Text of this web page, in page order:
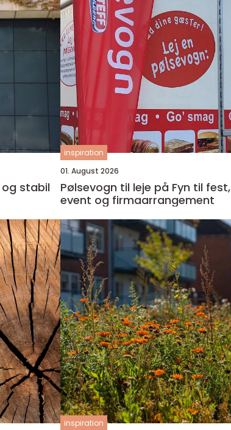
inspiration
01. August 2026
Pølsevogn til leje på Fyn til fest,
event og firmaarrangement
inspiration